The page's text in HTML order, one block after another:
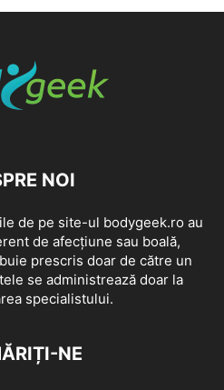
NOI
de pe site-ul bodygeek.ro au
de afecțiune sau boală,
prescris doar de către un
se administrează doar la
specialistului.
NE